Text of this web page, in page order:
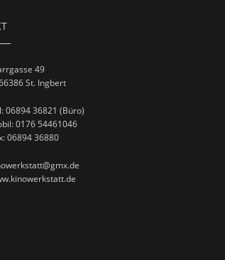
49
St. Ingbert
06894 36821 (Büro)
0176 54461046
06894 36880